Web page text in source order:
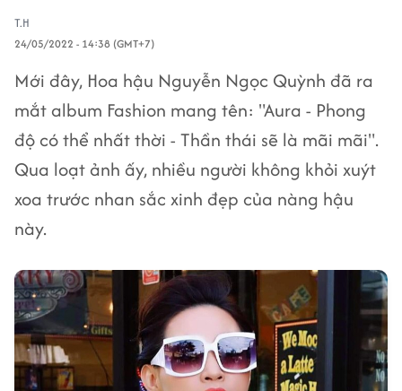
T.H
24/05/2022 - 14:38 (GMT+7)
Mới đây, Hoa hậu Nguyễn Ngọc Quỳnh đã ra
mắt album Fashion mang tên: "Aura - Phong
độ có thể nhất thời - Thần thái sẽ là mãi mãi".
Qua loạt ảnh ấy, nhiều người không khỏi xuýt
xoa trước nhan sắc xinh đẹp của nàng hậu
này.